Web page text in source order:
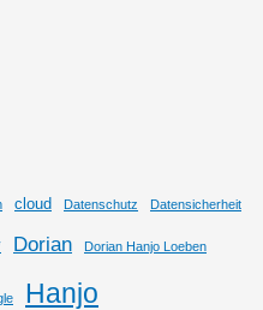
cloud Datenschutz Datensicherheit
Dorian Dorian Hanjo Loeben
Hanjo